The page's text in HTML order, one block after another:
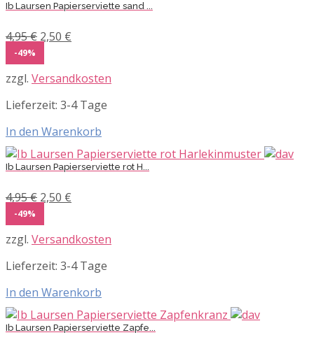
Ib Laursen Papierserviette sand ...
4,95€ Ursprünglicher
war:
4,95 €
2,50 €
2,50 €.
-49%
zzgl. Versandkosten
Lieferzeit: 3-4 Tage
In den Warenkorb
Ib Laursen Papierserviette rot H...
4,95€ Ursprünglicher
war:
4,95 €
2,50 €
2,50 €.
-49%
zzgl. Versandkosten
Lieferzeit: 3-4 Tage
In den Warenkorb
Ib Laursen Papierserviette Zapfe...